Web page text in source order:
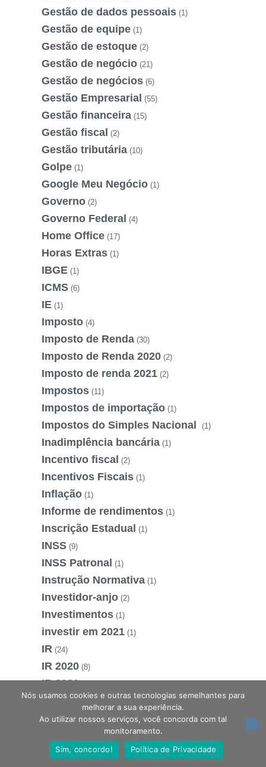
Gestão de dados pessoais (1)
Gestão de equipe (1)
Gestão de estoque (2)
Gestão de negócio (21)
Gestão de negócios (6)
Gestão Empresarial (55)
Gestão financeira (15)
Gestão fiscal (2)
Gestão tributária (10)
Golpe (1)
Google Meu Negócio (1)
Governo (2)
Governo Federal (4)
Home Office (17)
Horas Extras (1)
IBGE (1)
ICMS (6)
IE (1)
Imposto (4)
Imposto de Renda (30)
Imposto de Renda 2020 (2)
Imposto de renda 2021 (2)
Impostos (11)
Impostos de importação (1)
Impostos do Simples Nacional (1)
Inadimplência bancária (1)
Incentivo fiscal (2)
Incentivos Fiscais (1)
Inflação (1)
Informe de rendimentos (1)
Inscrição Estadual (1)
INSS (9)
INSS Patronal (1)
Instrução Normativa (1)
Investidor-anjo (2)
Investimentos (1)
investir em 2021 (1)
IR (24)
IR 2020 (8)
IR 2021
IR 2022 (4)
IRPF (3)
IRPJ (1)
Nós usamos cookies e outras tecnologias semelhantes para
melhorar a sua experiência.
Ao utilizar nossos serviços, você concorda com tal
monitoramento.
Sim, concordo!
Política de Privacidade